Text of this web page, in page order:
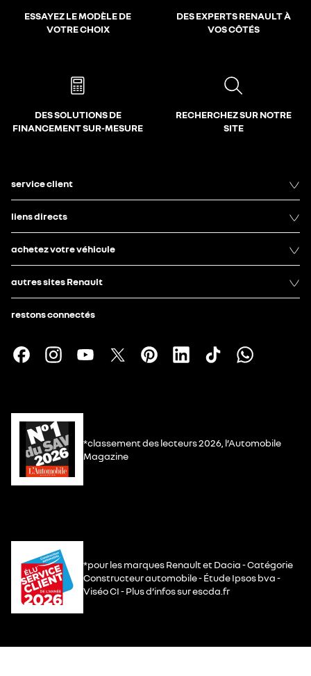
ESSAYEZ LE MODÈLE DE
VOTRE CHOIX
DES EXPERTS RENAULT À
VOS CÔTÉS
DES SOLUTIONS DE
FINANCEMENT SUR-MESURE
RECHERCHEZ SUR NOTRE
SITE
service client
liens directs
achetez votre véhicule
autres sites Renault
restons connectés
*classement des lecteurs 2026, l’Automobile
Magazine
*pour les marques Renault et Dacia - Catégorie
Constructeur automobile - Étude Ipsos bva -
Viséo CI - Plus d’infos sur escda.fr